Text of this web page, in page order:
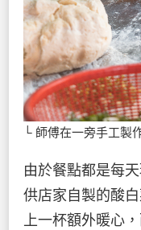
└ 師傅在一旁手工製
由於餐點都是每
供店家自製的酸
上一杯額外暖心